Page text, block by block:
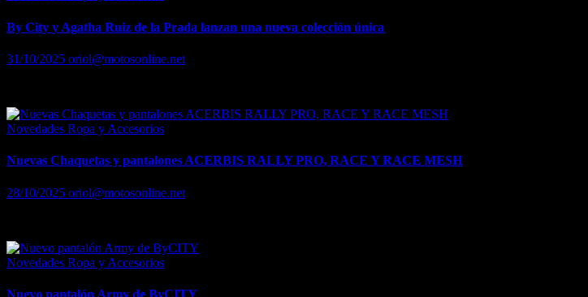
By City y Agatha Ruiz de la Prada lanzan una nueva colección única
31/10/2025 oriol@motosonline.net
Novedades Ropa y Accesorios
Nuevas Chaquetas y pantalones ACERBIS RALLY PRO, RACE Y RACE MESH
28/10/2025 oriol@motosonline.net
Novedades Ropa y Accesorios
Nuevo pantalón Army de ByCITY